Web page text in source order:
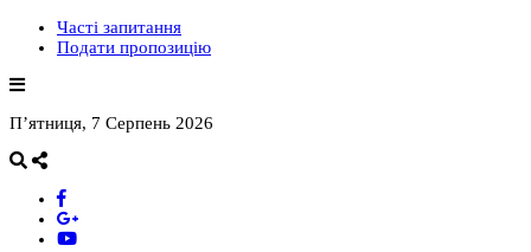
Часті запитання
Подати пропозицію
П’ятниця, 7 Серпень 2026